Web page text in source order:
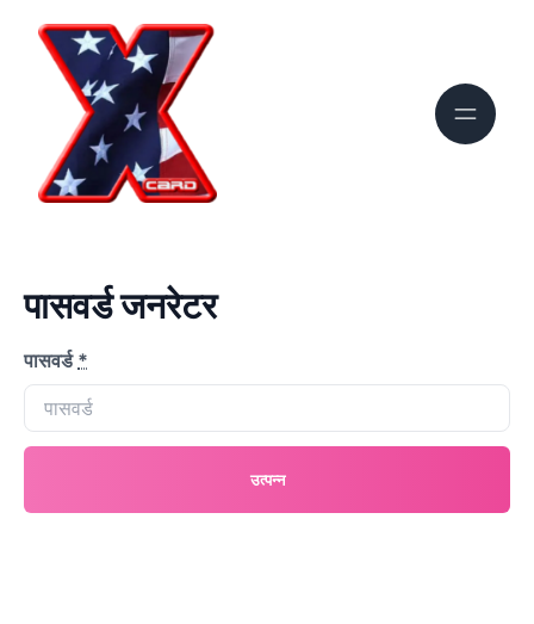
पासवर्ड जनरेटर
पासवर्ड *
उत्पन्न